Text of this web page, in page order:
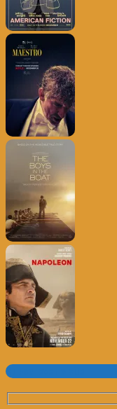
Subscrever o site